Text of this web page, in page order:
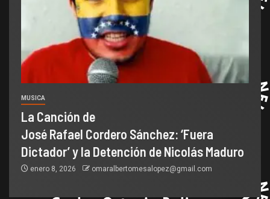
MUSICA
La Canción de
José Rafael Cordero Sánchez: ‘Fuera
Dictador’ y la Detención de Nicolás Maduro
enero 8, 2026 omaralbertomesalopez@gmail.com